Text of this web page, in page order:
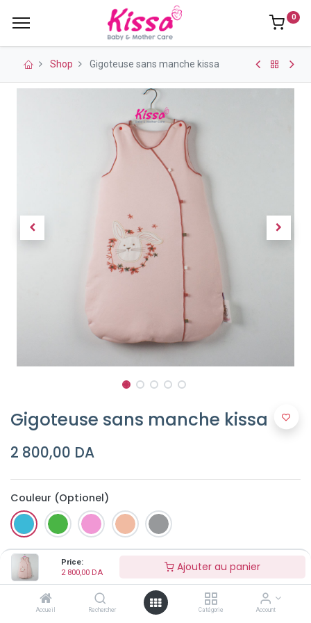
Price:
2 800,00 DA Ajouter au panier
Accueil Rechercher Catégorie Account
0
Shop Gigoteuse sans manche kissa
Gigoteuse sans manche kissa
2 800,00 DA
Couleur (Optionel)